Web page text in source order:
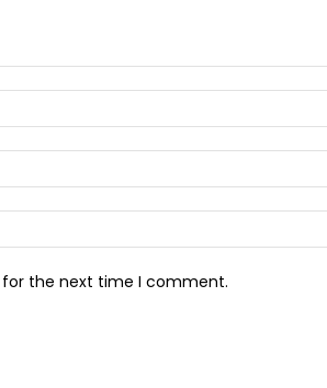
for the next time I comment.